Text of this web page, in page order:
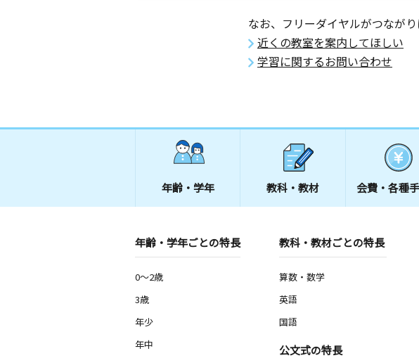
なお、フリーダイヤルがつなが
近くの教室を案内してほしい
学習に関するお問い合わせ
年齢・学年 教科・教材 会費・ 各種
年齢・学年ごとの特長
0～2歳
3歳
年少
年中
教科・教材ごとの特長
算数・数学
英語
国語
公文式の特長